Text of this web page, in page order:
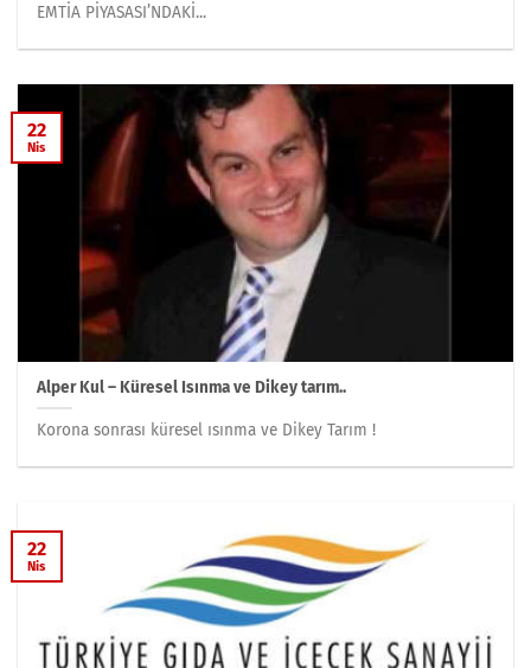
EMTİA PİYASASI’NDAKİ...
Alper Kul – Küresel Isınma ve Dikey tarım..
Korona sonrası küresel ısınma ve Dikey Tarım !
22
Nis
22
Nis